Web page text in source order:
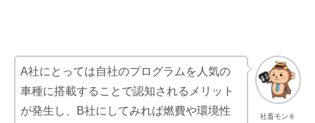
社畜モンキ
A社にとっては自社のプログラムを人気の
車種に搭載することで認知されるメリット
が発生し、B社にしてみれば燃費や環境性